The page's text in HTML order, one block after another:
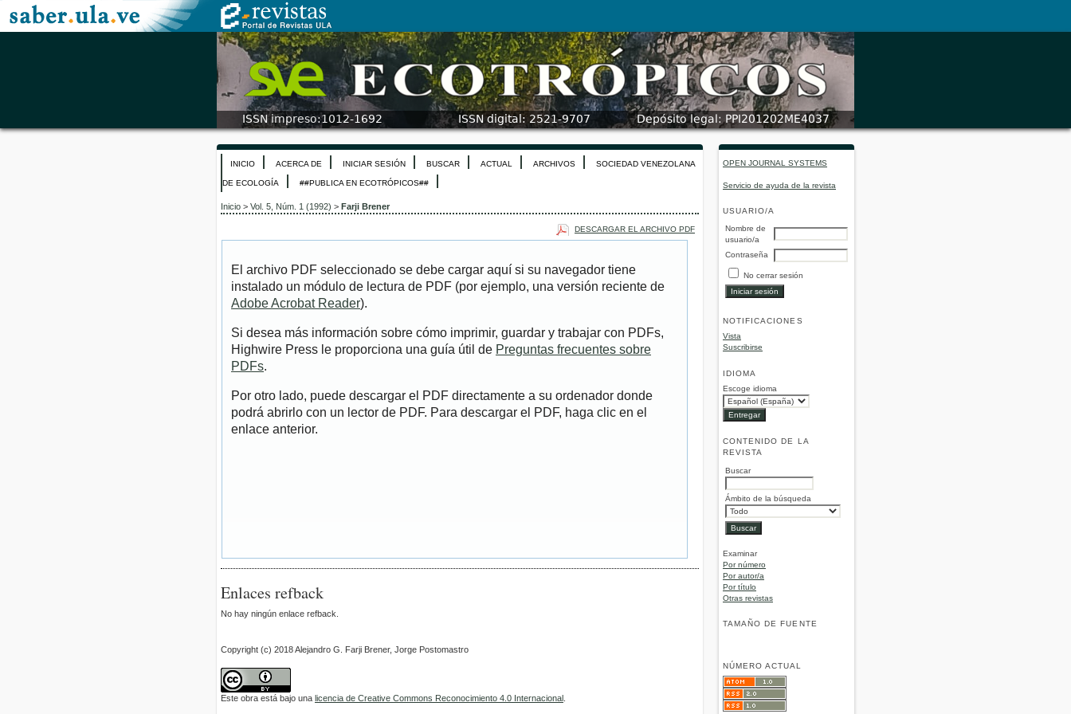
OPEN JOURNAL SYSTEMS
Servicio de ayuda de la revista
USUARIO/A
Nombre de
usuario/a
Contraseña
No cerrar sesión
NOTIFICACIONES
Vista
Suscribirse
IDIOMA
Escoge idioma
CONTENIDO DE LA
REVISTA
Buscar
Ámbito de la búsqueda
Examinar
Por número
Por autor/a
Por título
Otras revistas
TAMAÑO DE FUENTE
NÚMERO ACTUAL
INICIO ACERCA DE INICIAR SESIÓN BUSCAR ACTUAL ARCHIVOS SOCIEDAD VENEZOLANA
DE ECOLOGÍA ##PUBLICA EN ECOTRÓPICOS##
Inicio > Vol. 5, Núm. 1 (1992) > Farji Brener
DESCARGAR EL ARCHIVO PDF
El archivo PDF seleccionado se debe cargar aquí si su navegador tiene
instalado un módulo de lectura de PDF (por ejemplo, una versión reciente de
Adobe Acrobat Reader).
Si desea más información sobre cómo imprimir, guardar y trabajar con PDFs,
Highwire Press le proporciona una guía útil de Preguntas frecuentes sobre
PDFs.
Por otro lado, puede descargar el PDF directamente a su ordenador donde
podrá abrirlo con un lector de PDF. Para descargar el PDF, haga clic en el
enlace anterior.
Enlaces refback
No hay ningún enlace refback.
Copyright (c) 2018 Alejandro G. Farji Brener, Jorge Postomastro
Este obra está bajo una licencia de Creative Commons Reconocimiento 4.0 Internacional